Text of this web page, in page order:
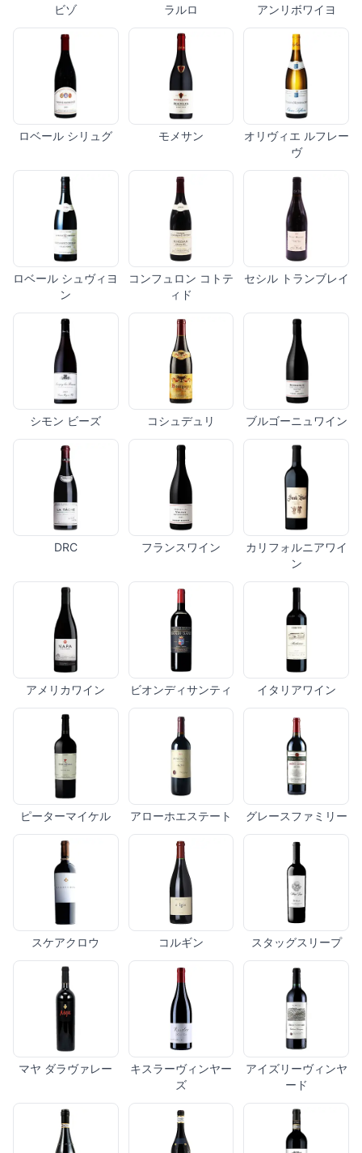
ビゾ ラルロ アンリボワイヨ
ロベール シリュグ モメサン
オリヴィエ ルフレー
ヴ
ロベール シュヴィヨ
ン
コンフュロン コトテ
ィド
セシル トランブレイ
シモン ビーズ コシュデュリ ブルゴーニュワイン
DRC フランスワイン
カリフォルニアワイ
ン
アメリカワイン ビオンディサンティ イタリアワイン
ピーターマイケル アローホエステート グレースファミリー
スケアクロウ コルギン スタッグスリープ
マヤ ダラヴァレー
キスラーヴィンヤー
ズ
アイズリーヴィンヤ
ード